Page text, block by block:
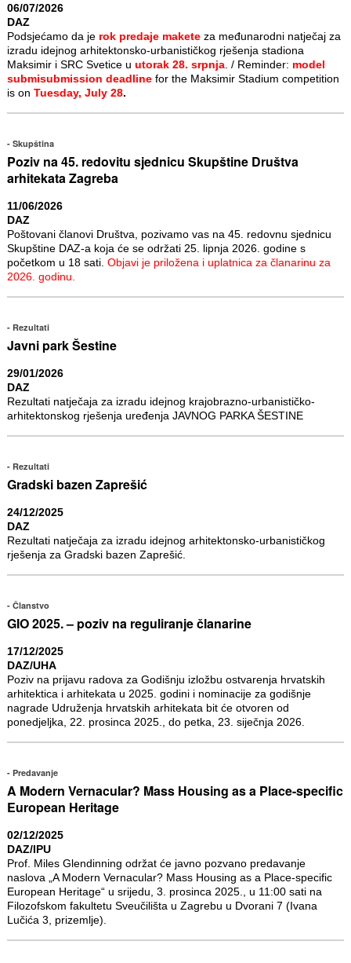
06/07/2026
DAZ
Podsjećamo da je rok predaje maketeza međunarodni natječaj za
izradu idejnog arhitektonsko-urbanističkog rješenja stadiona
Maksimir i SRC Svetice u utorak 28. srpnja. / Reminder: model
submisubmission deadlinefor the Maksimir Stadium competition
is on Tuesday, July 28.
Skupština
Poziv na 45. redovitu sjednicu Skupštine Društva
arhitekata Zagreba
11/06/2026
DAZ
Poštovani članovi Društva, pozivamo vas na 45. redovnu sjednicu
Skupštine DAZ-a koja će se održati 25. lipnja 2026. godine s
početkom u 18 sati. Objavi je priložena i uplatnica za članarinu za
2026. godinu.
Rezultati
Javni park Šestine
29/01/2026
DAZ
Rezultati natječaja za izradu idejnog krajobrazno-urbanističko-
arhitektonskog rješenja uređenja JAVNOG PARKA ŠESTINE
Rezultati
Gradski bazen Zaprešić
24/12/2025
DAZ
Rezultati natječaja za izradu idejnog arhitektonsko-urbanističkog
rješenja za Gradski bazen Zaprešić.
Članstvo
GIO 2025. – poziv na reguliranje članarine
17/12/2025
DAZ/UHA
Poziv na prijavu radova za Godišnju izložbu ostvarenja hrvatskih
arhitektica i arhitekata u 2025. godini i nominacije za godišnje
nagrade Udruženja hrvatskih arhitekata bit će otvoren od
ponedjeljka, 22. prosinca 2025., do petka, 23. siječnja 2026.
Predavanje
A Modern Vernacular? Mass Housing as a Place-specific
European Heritage
02/12/2025
DAZ/IPU
Prof. Miles Glendinning održat će javno pozvano predavanje
naslova „A Modern Vernacular? Mass Housing as a Place-specific
European Heritage“ u srijedu, 3. prosinca 2025., u 11:00 sati na
Filozofskom fakultetu Sveučilišta u Zagrebu u Dvorani 7 (Ivana
Lučića 3, prizemlje).